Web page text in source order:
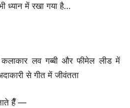
ध्यान में रखा गया है…
लव गब्बी और फीमेल लीड में
से गीत में जीवंतता
हैँ —